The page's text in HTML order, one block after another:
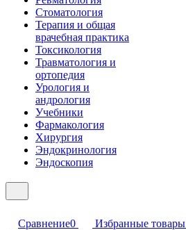
Стоматология
Терапия и общая
врачебная практика
Токсикология
Травматология и
ортопедия
Урология и
андрология
Учебники
Фармакология
Хирургия
Эндокринология
Эндоскопия
Сравнение0 Избранные товары